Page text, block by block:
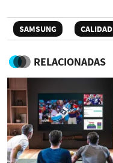
SAMSUNG CALIDAD
RELACIONADAS